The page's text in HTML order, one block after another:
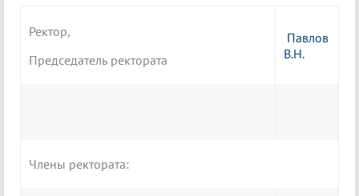
Ректор,
Председатель ректората
Павлов
В.Н.
Члены ректората: